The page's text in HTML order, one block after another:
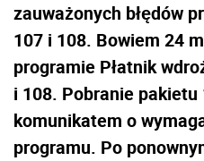
zauważonych błędów
107 i 108. Bowiem 24
programie Płatnik
i 108. Pobranie
komunikatem o
programu. Po